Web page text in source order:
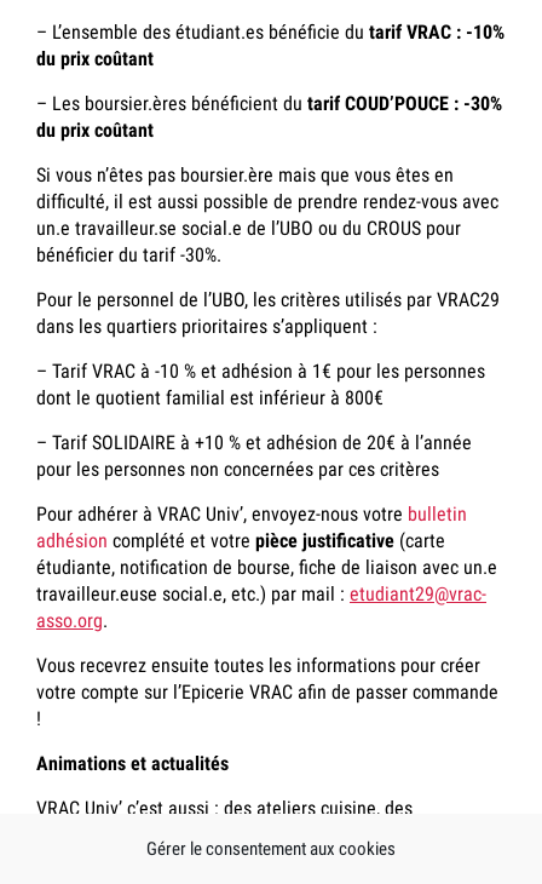
Gérer le consentement aux cookies
– L’ensemble des étudiant.es bénéficie du tarif VRAC : -10%
du prix coûtant
– Les boursier.ères bénéficient du tarif COUD’POUCE : -30%
du prix coûtant
Si vous n’êtes pas boursier.ère mais que vous êtes en
difficulté, il est aussi possible de prendre rendez-vous avec
un.e travailleur.se social.e de l’UBO ou du CROUS pour
bénéficier du tarif -30%.
Pour le personnel de l’UBO, les critères utilisés par VRAC29
dans les quartiers prioritaires s’appliquent :
– Tarif VRAC à -10 % et adhésion à 1€ pour les personnes
dont le quotient familial est inférieur à 800€
– Tarif SOLIDAIRE à +10 % et adhésion de 20€ à l’année
pour les personnes non concernées par ces critères
Pour adhérer à VRAC Univ’, envoyez-nous votre bulletin
adhésion complété et votre pièce justificative (carte
étudiante, notification de bourse, fiche de liaison avec un.e
travailleur.euse social.e, etc.) par mail : etudiant29@vrac-
asso.org.
Vous recevrez ensuite toutes les informations pour créer
votre compte sur l’Epicerie VRAC afin de passer commande
!
Animations et actualités
VRAC Univ’ c’est aussi : des ateliers cuisine, des
dégustations, des visites à la ferme et des événements de
sensibilisation pour une alimentation juste, saine et